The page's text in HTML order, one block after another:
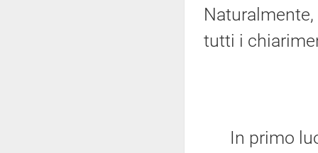
tutti i
In primo